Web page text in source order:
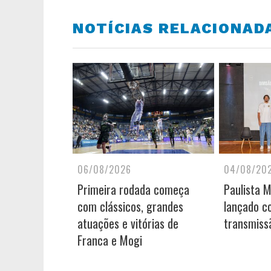
NOTÍCIAS
06/08/2026
Primeira rodada começa
com clássicos, grandes
atuações e vitórias de
Franca e Mogi
04/08/
Paulista
lançado